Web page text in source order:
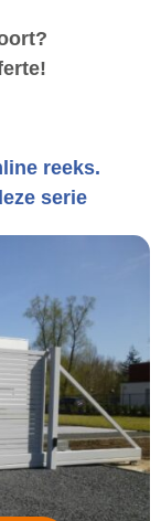
reeks.
serie